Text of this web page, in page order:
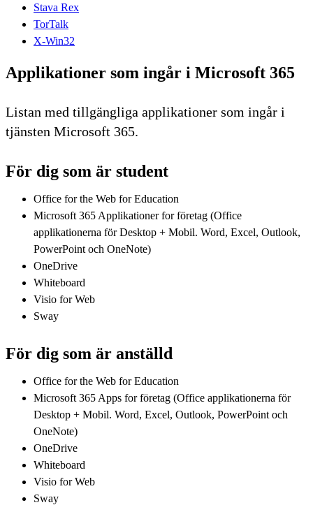
Stava Rex
TorTalk
X-Win32
Applikationer som ingår i Microsoft 365
Listan med tillgängliga applikationer som ingår i
tjänsten Microsoft 365.
För dig som är student
Office for the Web for Education
Microsoft 365 Applikationer for företag (Office
applikationerna för Desktop + Mobil. Word, Excel, Outlook,
PowerPoint och OneNote)
OneDrive
Whiteboard
Visio for Web
Sway
För dig som är anställd
Office for the Web for Education
Microsoft 365 Apps for företag (Office applikationerna för
Desktop + Mobil. Word, Excel, Outlook, PowerPoint och
OneNote)
OneDrive
Whiteboard
Visio for Web
Sway